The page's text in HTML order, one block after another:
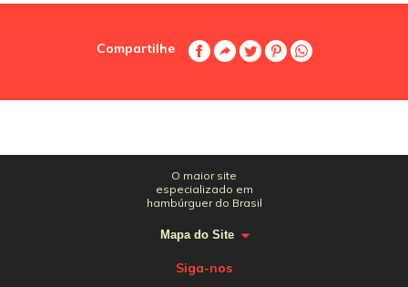
Compartilhe
O maior site
especializado em
hambúrguer do Brasil
Mapa do Site
Siga-nos